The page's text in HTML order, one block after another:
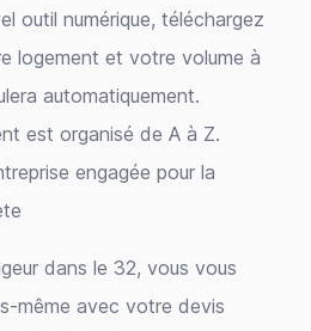
outil numérique, téléchargez
logement et votre volume à
automatiquement.
est organisé de A à Z.
engagée pour la
dans le 32, vous vous
même avec votre devis